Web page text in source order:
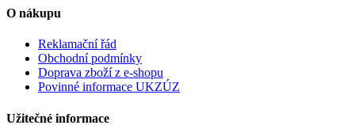
O nákupu
Reklamační řád
Obchodní podmínky
Doprava zboží z e-shopu
Povinné informace UKZÚZ
Užitečné informace